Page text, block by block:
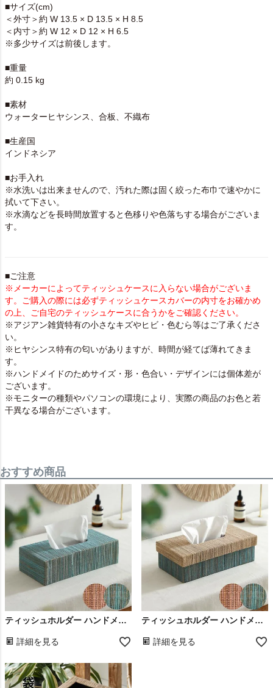
■サイズ(cm)
＜外寸＞約 W 13.5 × D 13.5 × H 8.5
＜内寸＞約 W 12 × D 12 × H 6.5
※多少サイズは前後します。
■重量
約 0.15 kg
■素材
ウォーターヒヤシンス、合板、不織布
■生産国
インドネシア
■お手入れ
※水洗いは出来ませんので、汚れた際は固く絞った布巾で速やかに
拭いて下さい。
※水滴などを長時間放置すると色移りや色落ちする場合がございま
す。
■ご注意
※メーカーによってティッシュケースに入らない場合がございま
す。ご購入の際には必ずティッシュケースカバーの内寸をお確かめ
の上、ご自宅のティッシュケースに合うかをご確認ください。
※アジアン雑貨特有の小さなキズやヒビ・色むら等はご了承くださ
い。
※ヒヤシンス特有の匂いがありますが、時間が経てば薄れてきま
す。
※ハンドメイドのためサイズ・形・色合い・デザインには個体差が
ございます。
※モニターの種類やパソコンの環境により、実際の商品のお色と若
干異なる場合がございます。
おすすめ商品
ティッシュホルダー ハンドメイド リゾート ダイニング リビング 寝室 エスニック 箱 ナプキン ナフキン 台所 キッチン 店舗 インテリア 引っ越し祝い 新築祝い ギフト プレゼント
詳細を見る
ティッシュホルダー ハンドメイド リゾート ダイニング リビング 寝室 エスニック ホルダー 車 箱 ナプキン ナフキン 台所 キッチン 店舗 インテリア 引っ越し 祝い ギフト プレゼント
詳細を見る